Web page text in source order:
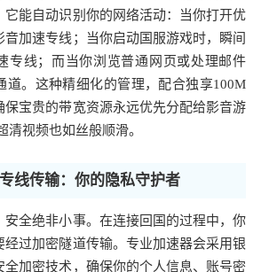
它能自动识别你的网络活动：当你打开优
音加速专线；当你启动国服游戏时，瞬间
专线；而当你浏览普通网页或处理邮件
道。这种精细化的管理，配合独享100M
保宝贵的带宽资源永远优先分配给影音游
清视频也如丝般顺滑。
线传输：你的隐私守护者
安全绝非小事。在连接回国的过程中，你
经过加密隧道传输。专业加速器会采用银
全加密技术，确保你的个人信息、账号密